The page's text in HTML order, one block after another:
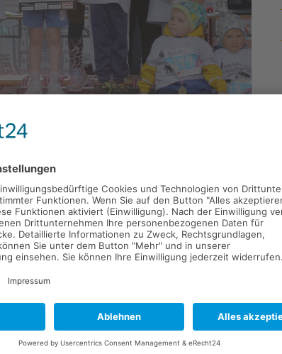
Schätze erneut den 1. Platz beim Bambini-
gelegt habt! Ein großer Dank natürlich auch an
als auch während der Veranstaltung ihr